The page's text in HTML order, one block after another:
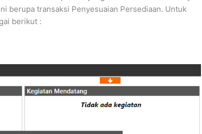
berupa transaksi Penyesuaian Persediaan. Untuk
berikut :